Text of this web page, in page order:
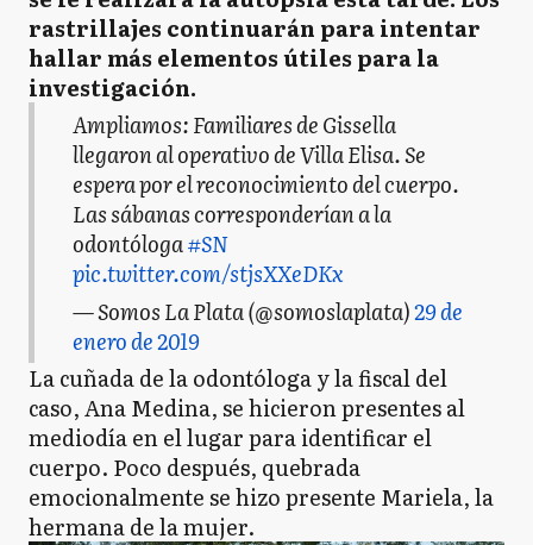
rastrillajes continuarán para intentar
hallar más elementos útiles para la
investigación.
Ampliamos: Familiares de Gissella
llegaron al operativo de Villa Elisa. Se
espera por el reconocimiento del cuerpo.
Las sábanas corresponderían a la
odontóloga#SN
pic.twitter.com/stjsXXeDKx
— Somos La Plata (@somoslaplata)29 de
enero de 2019
La cuñada de la odontóloga y la fiscal del
caso, Ana Medina, se hicieron presentes al
mediodía en el lugar para identificar el
cuerpo. Poco después, quebrada
emocionalmente se hizo presente Mariela, la
hermana de la mujer.